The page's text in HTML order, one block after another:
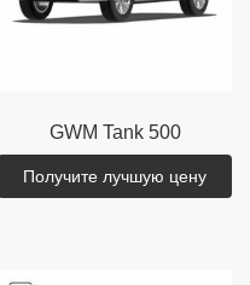
GWM Tank 500
Получите лучшую цену